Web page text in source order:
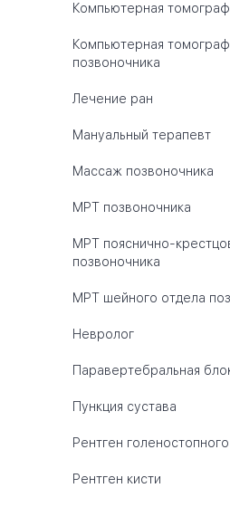
Компьютерная
Компьютерная
позвоночника
Лечение ран
Мануальный терапевт
Массаж позвоночника
МРТ позвоночника
МРТ пояснично-
позвоночника
МРТ шейного отдела
Невролог
Паравертебральная
Пункция сустава
Рентген
Рентген кисти